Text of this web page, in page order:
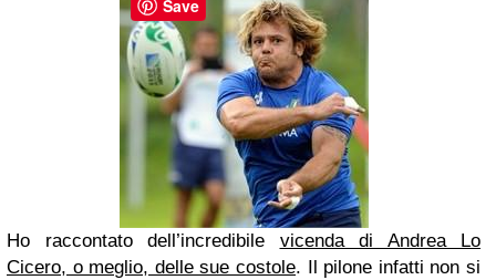
Ho raccontato dell’incredibile vicenda di Andrea Lo
Cicero, o meglio, delle sue costole. Il pilone infatti non si
Save